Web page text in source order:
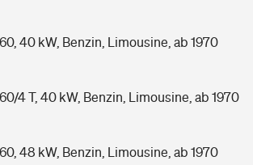
40 kW, Benzin, Limousine, ab 1970
4 T, 40 kW, Benzin, Limousine, ab 1970
48 kW, Benzin, Limousine, ab 1970